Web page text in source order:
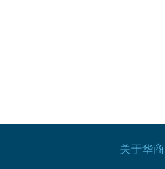
关于华商